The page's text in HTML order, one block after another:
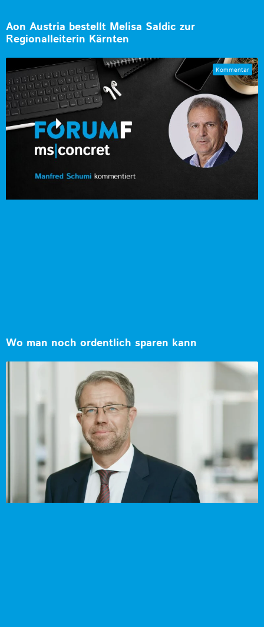
Aon Austria bestellt Melisa Saldic zur
Regionalleiterin Kärnten
Wo man noch ordentlich sparen kann